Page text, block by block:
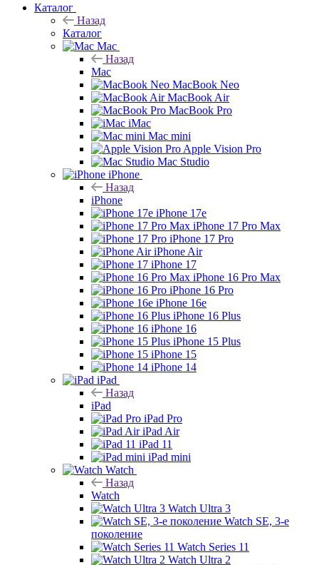
Каталог
Назад
Каталог
Mac
Назад
Mac
MacBook Neo
MacBook Air
MacBook Pro
iMac
Mac mini
Apple Vision Pro
Mac Studio
iPhone
Назад
iPhone
iPhone 17e
iPhone 17 Pro Max
iPhone 17 Pro
iPhone Air
iPhone 17
iPhone 16 Pro Max
iPhone 16 Pro
iPhone 16e
iPhone 16 Plus
iPhone 16
iPhone 15 Plus
iPhone 15
iPhone 14
iPad
Назад
iPad
iPad Pro
iPad Air
iPad 11
iPad mini
Watch
Назад
Watch
Watch Ultra 3
Watch SE, 3-е
поколение
Watch Series 11
Watch Ultra 2